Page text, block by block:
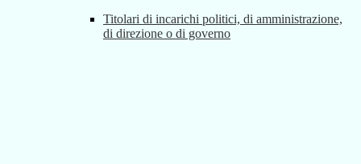
Titolari di incarichi politici, di amministrazione,
di direzione o di governo